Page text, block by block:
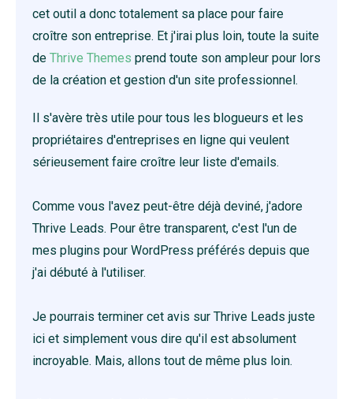
cet outil a donc totalement sa place pour faire
croître son entreprise. Et j'irai plus loin, toute la suite
de Thrive Themes prend toute son ampleur pour lors
de la création et gestion d'un site professionnel.
Il s'avère très utile pour tous les blogueurs et les
propriétaires d'entreprises en ligne qui veulent
sérieusement faire croître leur liste d'emails.
Comme vous l'avez peut-être déjà deviné, j'adore
Thrive Leads. Pour être transparent, c'est l'un de
mes plugins pour WordPress préférés depuis que
j'ai débuté à l'utiliser.
Je pourrais terminer cet avis sur Thrive Leads juste
ici et simplement vous dire qu'il est absolument
incroyable. Mais, allons tout de même plus loin.